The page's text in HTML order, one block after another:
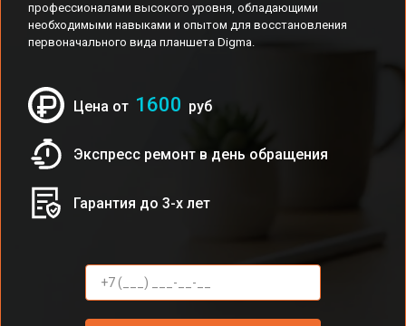
профессионалами высокого уровня, обладающими
необходимыми навыками и опытом для восстановления
первоначального вида планшета Digma.
Цена от 1600 руб
Экспресс ремонт в день обращения
Гарантия до 3-х лет